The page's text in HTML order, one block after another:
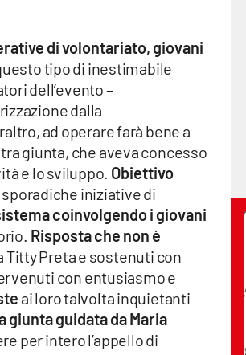
di volontariato, giovani
tipo di inestimabile
dell’evento –
dalla
ad operare farà bene a
giunta, che aveva concesso
e lo sviluppo. Obiettivo
iniziative di
coinvolgendo i giovani
Risposta che non è
Titty Preta e sostenuti con
con entusiasmo e
ai loro talvolta inquietanti
giunta guidata da Maria
per intero l’appello di